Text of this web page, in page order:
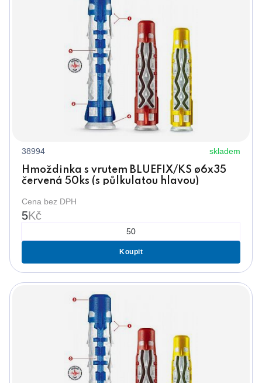
38994 skladem
Hmoždinka s vrutem BLUEFIX/KS ø6x35
červená 50ks (s půlkulatou hlavou)
Cena bez DPH
5Kč
Koupit